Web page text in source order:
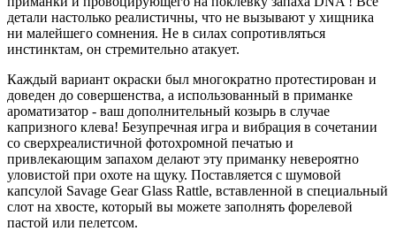
детали настолько реалистичны, что не вызывают у хищника
ни малейшего сомнения. Не в силах сопротивляться
инстинктам, он стремительно атакует.
Каждый вариант окраски был многократно протестирован и
доведен до совершенства, а использованный в приманке
ароматизатор - ваш дополнительный козырь в случае
капризного клева! Безупречная игра и вибрация в сочетании
со сверхреалистичной фотохромной печатью и
привлекающим запахом делают эту приманку невероятно
уловистой при охоте на щуку. Поставляется с шумовой
капсулой Savage Gear Glass Rattle, вставленной в специальный
слот на хвосте, который вы можете заполнять форелевой
пастой или пелетсом.